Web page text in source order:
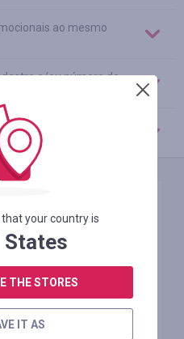
ao mesmo
e/ou número de
de usuário? Todos os
your country is
States
THE STORES
IT AS